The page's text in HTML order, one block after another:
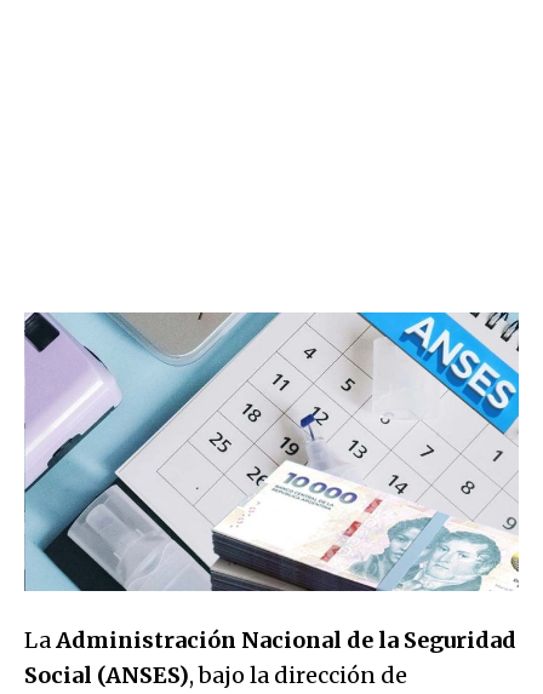
LaAdministración Nacional de la Seguridad
Social (ANSES), bajo la dirección de